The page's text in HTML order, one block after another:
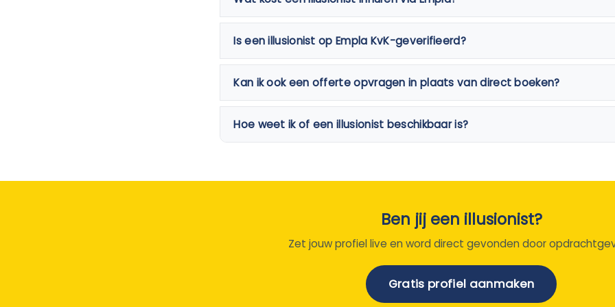
Is een illusionist op Empla KvK-geverifieerd?
Kan ik ook een offerte opvragen in plaats van direct boeken?
Hoe weet ik of een illusionist beschikbaar is?
Ben jij een illusionist?
Zet jouw profiel live en word direct gevonden door
Gratis profiel aanmaken